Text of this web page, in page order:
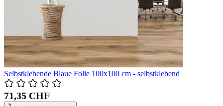
Selbstklebende Blaue Folie 100x100 cm - selbstklebend
71,35 CHF